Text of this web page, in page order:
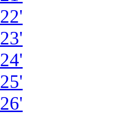
22'
23'
24'
25'
26'